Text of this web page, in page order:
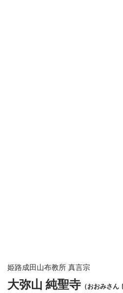
姫路成田山布教所 真言宗
大弥山 純聖寺 （おおみさん